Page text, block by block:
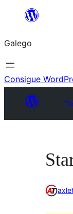
Saltar
contido
Galego
Consigue